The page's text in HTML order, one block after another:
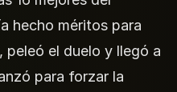
hecho méritos para
peleó el duelo y llegó a
para forzar la